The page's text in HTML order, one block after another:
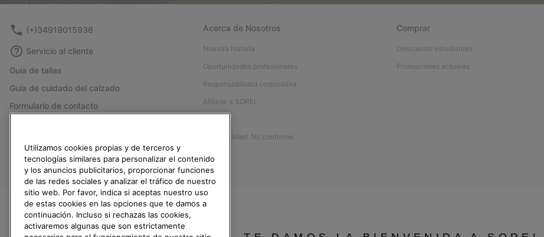
(+)34919015936
Servicio al cliente
Guía de tallas
Guía de cuidado del calzado
Formulario de contacto
Estado del pedido
Envío
Pago
Preguntas frecuentes
Acerca de Nosotros
Nuestra historia
Oportunidades profesionales
Responsabilidad corporativa
Afíliese a SOREL
Accesibilidad: No conforme
Comprar
Descuento estudiantes
Promociones actuales
Utilizamos cookies propias y de terceros y
tecnologías similares para personalizar el contenido
y los anuncios publicitarios, proporcionar funciones
de las redes sociales y analizar el tráfico de nuestro
sitio web. Por favor, indica si aceptas nuestro uso
de estas cookies en las opciones que te damos a
continuación. Incluso si rechazas las cookies,
activaremos algunas que son estrictamente